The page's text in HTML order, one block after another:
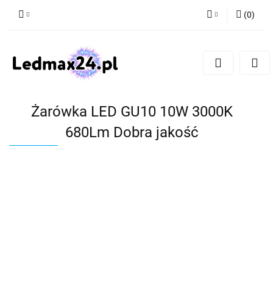
Zarejestruj się
(0)
Żarówka LED GU10 10W 3000K
680Lm Dobra jakość